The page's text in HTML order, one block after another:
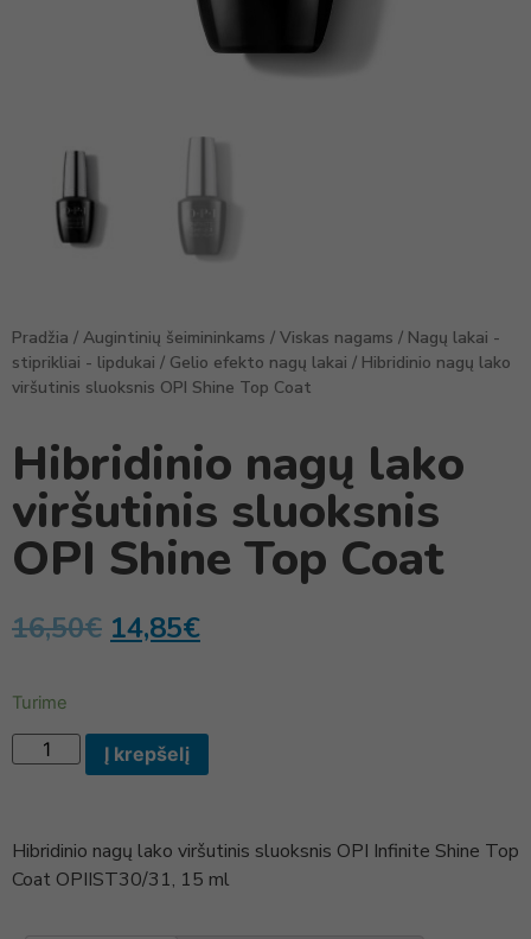
Pradžia / Augintinių šeimininkams / Viskas nagams / Nagų lakai -
stiprikliai - lipdukai / Gelio efekto nagų lakai / Hibridinio nagų lako
viršutinis sluoksnis OPI Shine Top Coat
Hibridinio nagų lako
viršutinis sluoksnis
OPI Shine Top Coat
16,50€ 14,85€
Turime
Į krepšelį
Hibridinio nagų lako viršutinis sluoksnis OPI Infinite Shine Top
Coat OPIIST30/31, 15 ml